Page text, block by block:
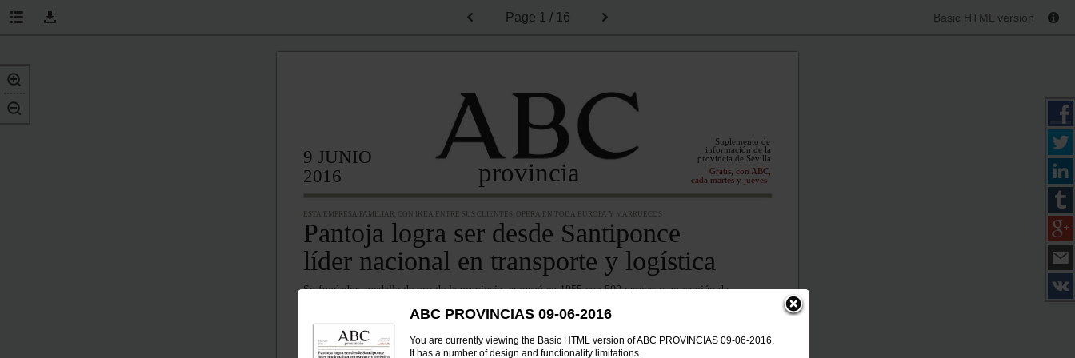
ABC PROVINCIAS 09-06-2016
You are currently viewing the Basic HTML version of ABC PROVINCIAS 09-06-2016.
It has a number of design and functionality limitations.
Page 1 / 16 Basic HTML version
provincia
9 JUNIO
2016
Pantoja logra ser desde Santiponce
líder nacional en transporte y logística
Su fundador, medalla de oro de la provincia, empezó en 1955 con 500 pesetas y un camión de
ESTA EMPRESA FAMILIAR, CON IKEA ENTRE SUS CLIENTES, OPERA EN TODA EUROPA Y MARRUECOS
Comienza la
Suplemento de
información de la
provincia de Sevilla
Gratis, con ABC,
cada martes y jueves